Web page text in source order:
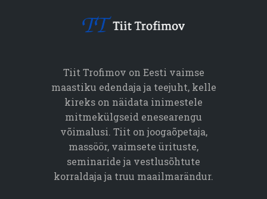
Tiit Trofimov on Eesti vaimse
maastiku edendaja ja teejuht, kelle
kireks on näidata inimestele
mitmekülgseid enesearengu
võimalusi. Tiit on joogaõpetaja,
massöör, vaimsete ürituste,
seminaride ja vestlusõhtute
korraldaja ja truu maailmarändur.